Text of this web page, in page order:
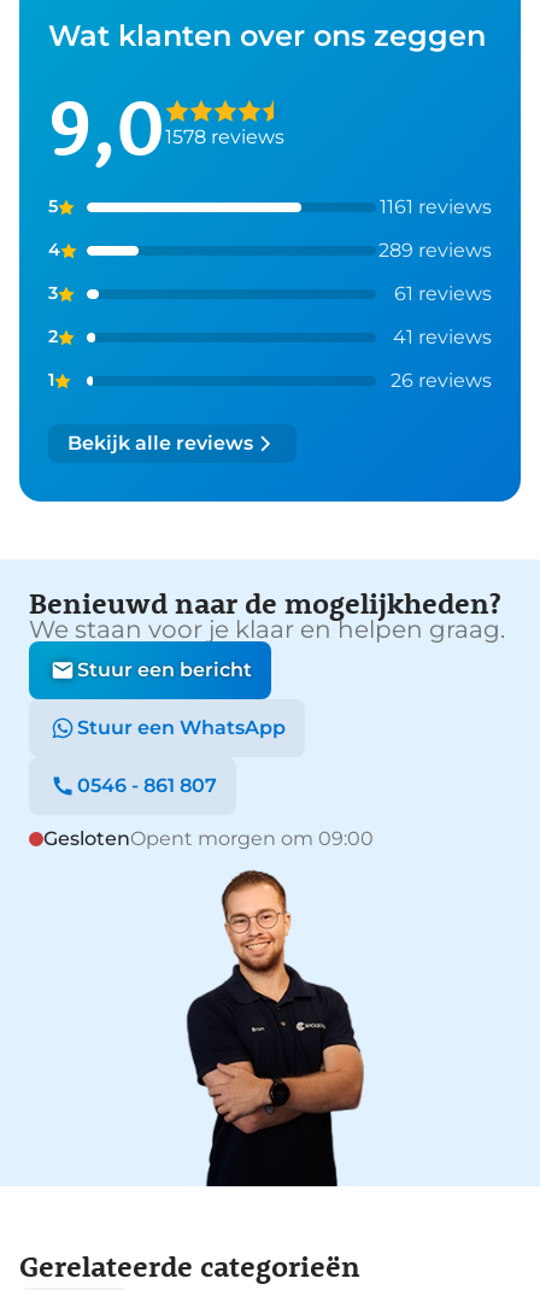
Wat klanten over ons zeggen
9,01578 reviews
5 1161 reviews
4 289 reviews
3 61 reviews
2 41 reviews
1 26 reviews
Bekijk alle reviews
Benieuwd naar de mogelijkheden?
We staan voor je klaar en helpen graag.
Stuur een bericht
Stuur een WhatsApp
0546 - 861 807
GeslotenOpent morgen om 09:00
Gerelateerde categorieën